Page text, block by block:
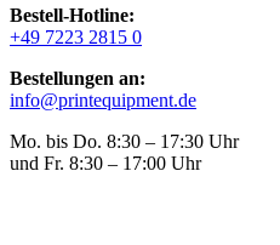
Bestell-Hotline:
+49 7223 2815 0
Bestellungen an:
info@printequipment.de
Mo. bis Do. 8:30 – 17:30 Uhr
und Fr. 8:30 – 17:00 Uhr